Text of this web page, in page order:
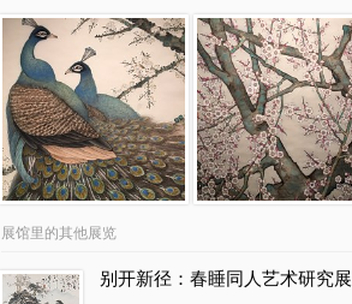
展馆里的其他展览
别开新径：春睡同人艺术研究展